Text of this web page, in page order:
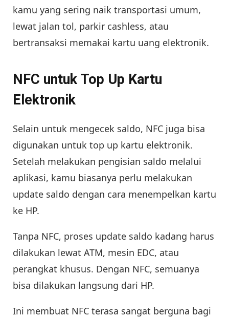
kamu yang sering naik transportasi umum,
lewat jalan tol, parkir cashless, atau
bertransaksi memakai kartu uang elektronik.
NFC untuk Top Up Kartu
Elektronik
Selain untuk mengecek saldo, NFC juga bisa
digunakan untuk top up kartu elektronik.
Setelah melakukan pengisian saldo melalui
aplikasi, kamu biasanya perlu melakukan
update saldo dengan cara menempelkan kartu
ke HP.
Tanpa NFC, proses update saldo kadang harus
dilakukan lewat ATM, mesin EDC, atau
perangkat khusus. Dengan NFC, semuanya
bisa dilakukan langsung dari HP.
Ini membuat NFC terasa sangat berguna bagi